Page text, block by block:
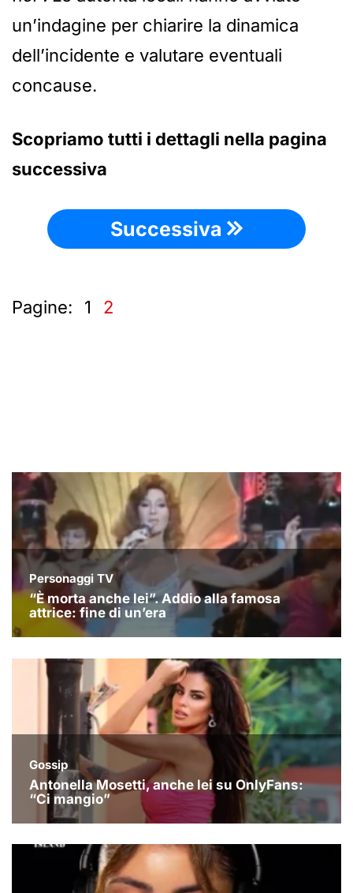
un’indagine per chiarire la dinamica
dell’incidente e valutare eventuali
concause.
Scopriamo tutti i dettagli nella pagina
successiva
Successiva
Pagine: 1 2